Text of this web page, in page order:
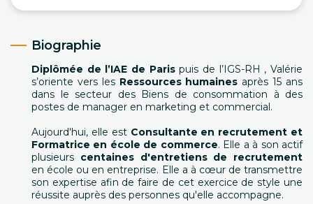
Biographie
Diplômée de l’IAE de Parispuis de l’IGS-RH , Valérie
s’oriente vers les Ressources humaines après 15 ans
dans le secteur des Biens de consommation à des
postes de manager en marketing et commercial.
Aujourd'hui, elle est Consultante en recrutement et
Formatrice en école de commerce. Elle a à son actif
plusieurs centaines d'entretiens de recrutement
en école ou en entreprise. Elle a à cœur de transmettre
son expertise afin de faire de cet exercice de style une
réussite auprès des personnes qu'elle accompagne.